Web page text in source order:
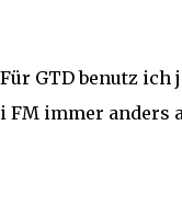
GTD benutz ich
immer anders